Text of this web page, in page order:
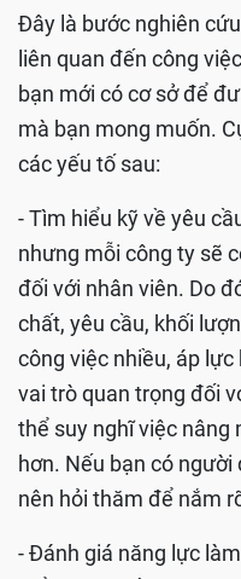
Đây là bước nghiên
liên quan đến công
bạn mới có cơ sở để
mà bạn mong muốn.
các yếu tố sau:
- Tìm hiểu kỹ về yêu
nhưng mỗi công ty sẽ
đối với nhân viên. Do
chất, yêu cầu, khối
công việc nhiều, áp
vai trò quan trọng đối
thể suy nghĩ việc
hơn. Nếu bạn có
nên hỏi thăm để nắm
- Đánh giá năng lực